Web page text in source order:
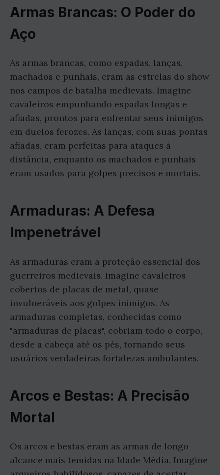
Armas Brancas: O Poder do
Aço
As armas brancas, como espadas, lanças,
machados e punhais, eram as estrelas do show
nos campos de batalha medievais. Imagine
cavaleiros empunhando espadas longas e
afiadas, prontos para enfrentar seus inimigos
em duelos ferozes. As lanças, com suas pontas
afiadas, eram perfeitas para ataques à
distância, enquanto os machados e punhais
eram usados para golpes precisos e mortais.
Armaduras: A Defesa
Impenetrável
As armaduras eram a proteção essencial dos
guerreiros medievais. Imagine cavaleiros
cobertos de placas de metal, quase
invulneráveis aos golpes inimigos. As
armaduras completas, conhecidas como
"armaduras de placas", cobriam todo o corpo,
desde a cabeça até os pés, tornando seus
usuários verdadeiras fortalezas ambulantes.
Arcos e Bestas: A Precisão
Mortal
Os arcos e bestas eram as armas de longo
alcance mais temidas na Idade Média. Imagine